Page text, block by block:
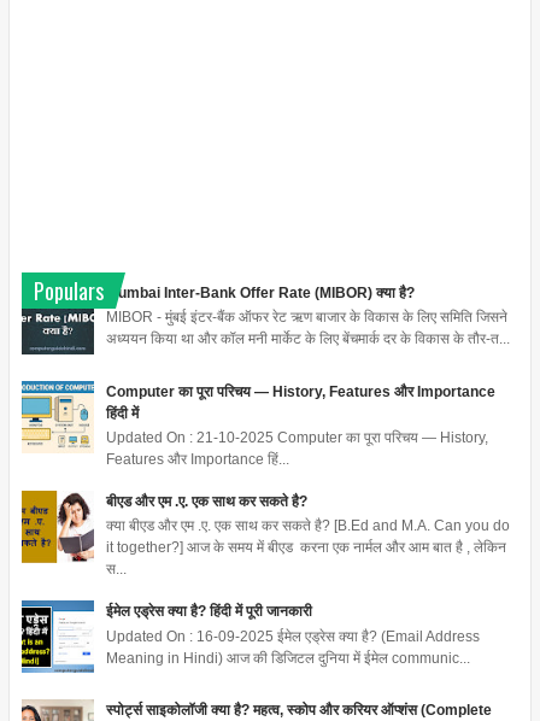
Populars
Mumbai Inter-Bank Offer Rate (MIBOR) क्या है?
MIBOR - मुंबई इंटर-बैंक ऑफर रेट ऋण बाजार के विकास के लिए समिति जिसने
अध्ययन किया था और कॉल मनी मार्केट के लिए बेंचमार्क दर के विकास के तौर-त...
Computer का पूरा परिचय — History, Features और Importance
हिंदी में
Updated On : 21-10-2025 Computer का पूरा परिचय — History,
Features और Importance हिं...
बीएड और एम .ए. एक साथ कर सकते है?
क्या बीएड और एम .ए. एक साथ कर सकते है? [B.Ed and M.A. Can you do
it together?] आज के समय में बीएड करना एक नार्मल और आम बात है , लेकिन
स...
ईमेल एड्रेस क्या है? हिंदी में पूरी जानकारी
Updated On : 16-09-2025 ईमेल एड्रेस क्या है? (Email Address
Meaning in Hindi) आज की डिजिटल दुनिया में ईमेल communic...
स्पोर्ट्स साइकोलॉजी क्या है? महत्व, स्कोप और करियर ऑप्शंस (Complete